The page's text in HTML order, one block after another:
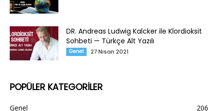
DR. Andreas Ludwig Kalcker ile Klordioksit
Sohbeti — Türkçe Alt Yazılı
Genel 27 Nisan 2021
POPÜLER KATEGORİLER
Genel 206